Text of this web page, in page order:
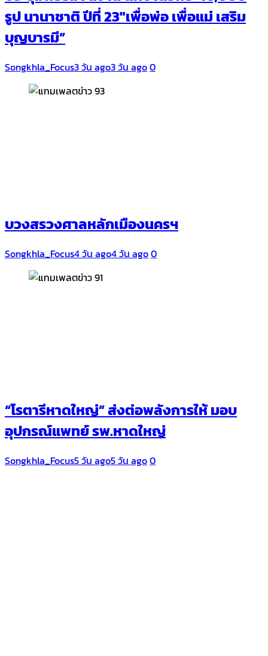
รูป นานาชาติ ปีที่ 23″เพื่อพ่อ เพื่อแม่ เสริม
บุญบารมี”
Songkhla_Focus3 วัน ago3 วัน ago0
บวงสรวงศาลหลักเมืองนครฯ
Songkhla_Focus4 วัน ago4 วัน ago0
“โรตารีหาดใหญ่” ส่งต่อพลังการให้ มอบ
อุปกรณ์แพทย์ รพ.หาดใหญ่
Songkhla_Focus5 วัน ago5 วัน ago0